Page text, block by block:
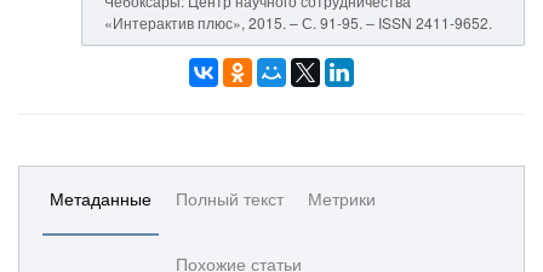
«Интерактив плюс», 2015. – С. 91-95. – ISSN 2411-9652.
Метаданные Полный текст Метрики
Похожие статьи